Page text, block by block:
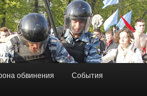
обвинения События